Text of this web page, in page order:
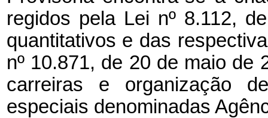
regidos pela Lei nº 8.112,
quantitativos e das
nº 10.871, de 20 de maio de
carreiras e organização
especiais denominadas